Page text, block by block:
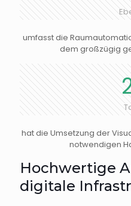
umfasst die
dem großzügig
hat die Umsetzung der
notwendigen
Hochwertige
digitale